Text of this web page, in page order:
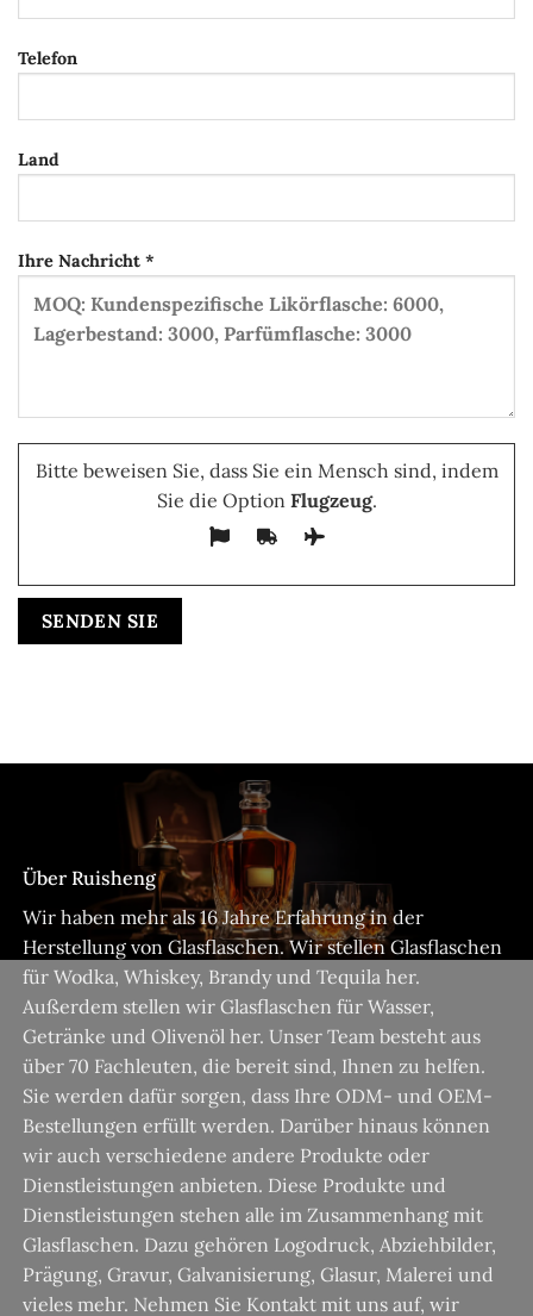
Telefon
Land
Ihre Nachricht *
Bitte beweisen Sie, dass Sie ein Mensch sind, indem
Sie die OptionFlugzeug.
Über Ruisheng
Wir haben mehr als 16 Jahre Erfahrung in der
Herstellung von Glasflaschen. Wir stellen Glasflaschen
für Wodka, Whiskey, Brandy und Tequila her.
Außerdem stellen wir Glasflaschen für Wasser,
Getränke und Olivenöl her. Unser Team besteht aus
über 70 Fachleuten, die bereit sind, Ihnen zu helfen.
Sie werden dafür sorgen, dass Ihre ODM- und OEM-
Bestellungen erfüllt werden. Darüber hinaus können
wir auch verschiedene andere Produkte oder
Dienstleistungen anbieten. Diese Produkte und
Dienstleistungen stehen alle im Zusammenhang mit
Glasflaschen. Dazu gehören Logodruck, Abziehbilder,
Prägung, Gravur, Galvanisierung, Glasur, Malerei und
vieles mehr. Nehmen Sie Kontakt mit uns auf, wir